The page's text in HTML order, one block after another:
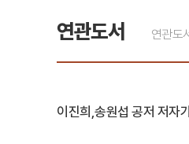
연관도서 연관도
이진희,송원섭 공저 저자